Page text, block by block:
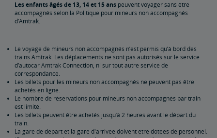
À propos des horaires
Remboursements et annulations
Comment modifier votre réservation
Comment annuler votre réservation
Bons électroniques
Comment utiliser vos bons
Bons d'échange de transport
Services de voyage accessible
Faire des réservations pour les clients en situation de
handicap
Animaux d'assistance
Correspondance par bus d’Amtrak et accessibilité
Dispositifs de mobilité à roues
Service de repas pour les clients handicapés
Accessibilité de la gare
Voyager avec un compagnon/surveillant
Demandes de voyages accessibles
Équipement d'oxygène
Politique contre la discrimination
Conseils pour la planification et les réservations
Conseils pour réserver votre voyage
Conseils pour les voyageurs futés
Conseils pour les voyages à long parcours
Conseils pour les voyageurs débutants
L'application Amtrak
Ayez l'esprit tranquille lors de votre voyage grâce à
Les enfants âgés de 13, 14 et 15 ans peuvent voyager sans être
accompagnés selon la Politique pour mineurs non accompagnés
d’Amtrak.
Le voyage de mineurs non accompagnés n’est permis qu’à bord des
trains Amtrak. Les déplacements ne sont pas autorisés sur le service
d’autocar Amtrak Connection, ni sur tout autre service de
correspondance.
Les billets pour les mineurs non accompagnés ne peuvent pas être
achetés en ligne.
Le nombre de réservations pour mineurs non accompagnés par train
est limité.
Les billets peuvent être achetés jusqu’à 2 heures avant le départ du
train.
La gare de départ et la gare d'arrivée doivent être dotées de personnel.